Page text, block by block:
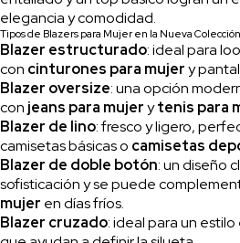
elegancia y comodidad.
Tipos de Blazers para Mujer en la Nueva
Blazer estructurado: ideal para
con cinturones para mujery
Blazer oversize: una opción
con jeans para mujerytenis para
Blazer de lino: fresco y ligero,
camisetas básicas o camisetas
Blazer de doble botón: un diseño
sofisticación y se puede
mujer en días fríos.
Blazer cruzado: ideal para un